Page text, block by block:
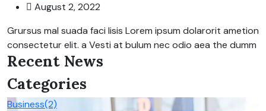
August 2, 2022
Grursus mal suada faci lisis Lorem ipsum dolarorit ametion
consectetur elit. a Vesti at bulum nec odio aea the dumm
Recent News
Categories
Business(2)